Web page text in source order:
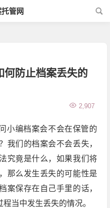
管网
何防止档案丢失的
2,907
小编档案会不会在保管的
我们的档案会不会丢失，
究竟是什么，如果我们将
那么发生丢失的可能性是
案保存在自己手里的话，
当中发生丢失的情况。